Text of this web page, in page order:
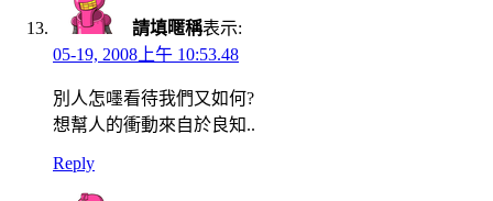
請填暱稱表示:
05-19, 2008上午 10:53.48
別人怎嚜看待我們又如何?
想幫人的衝動來自於良知..
Reply